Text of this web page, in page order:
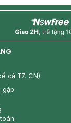
nowfree
cả T7, CN)
gặp